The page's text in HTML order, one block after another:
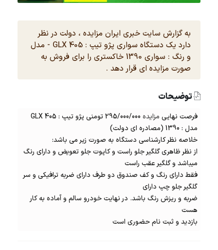
به گزارش سایت خبری ایران مزایده ، دولت در نظر
دارد یک دستگاه سواری پژو تیپ : 405 GLX - مدل
و رنگ : سواری 1390 خاکستری را برای فروش به
صورت مزایده ای قرار دهد .
توضیحات
فرصت نهایی مزایده
295/000/000 تومنی پژو تیپ : 405 GLX
مدل : 1390 (مصادره ای دولت)
خلاصه نظر کارشناسی دستگاه به صورت زیر می باشد:
از نظر ظاهری گلگیر جلو راست و کاپوت جلو تعویض و دارای رنگ
میباشد و گلگیر عقب راست
فقط دارای رنگ و کف صندوق دو طرف دارای ضربه ترافیکی و سر
گلگیر جلو چپ دارای
ضربه و ریزش رنگ باشد. در نهایت خودرو سالم و آماده به کار
هست
بازدید و ثبت نام حضوری است